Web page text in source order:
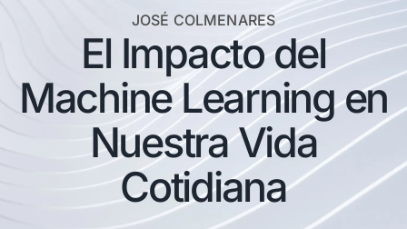
JOSÉ COLMENARES
El Impacto del
Machine Learning en
Nuestra Vida
Cotidiana